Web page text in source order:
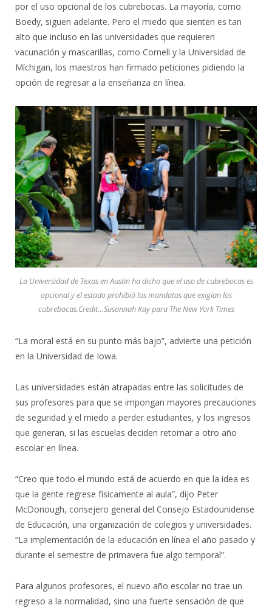
por el uso opcional de los cubrebocas. La mayoría, como
Boedy, siguen adelante. Pero el miedo que sienten es tan
alto que incluso en las universidades que requieren
vacunación y mascarillas, como Cornell y la Universidad de
Míchigan, los maestros han firmado peticiones pidiendo la
opción de regresar a la enseñanza en línea.
La Universidad de Texas en Austin ha dicho que el uso de cubrebocas es
opcional y el estado prohibió los mandatos que exigían los
cubrebocas.Credit…Susannah Kay para The New York Times
“La moral está en su punto más bajo”, advierte una petición
en la Universidad de Iowa.
Las universidades están atrapadas entre las solicitudes de
sus profesores para que se impongan mayores precauciones
de seguridad y el miedo a perder estudiantes, y los ingresos
que generan, si las escuelas deciden retornar a otro año
escolar en línea.
“Creo que todo el mundo está de acuerdo en que la idea es
que la gente regrese físicamente al aula”, dijo Peter
McDonough, consejero general del Consejo Estadounidense
de Educación, una organización de colegios y universidades.
“La implementación de la educación en línea el año pasado y
durante el semestre de primavera fue algo temporal”.
Para algunos profesores, el nuevo año escolar no trae un
regreso a la normalidad, sino una fuerte sensación de que